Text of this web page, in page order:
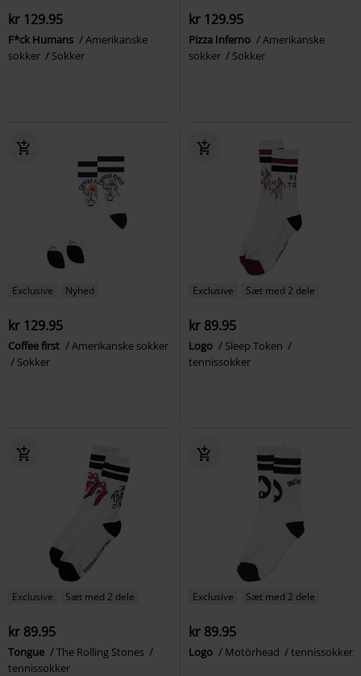
kr 129.95
F*ck Humans
Amerikanske
sokker
Sokker
kr 129.95
Pizza Inferno
Amerikanske
sokker
Sokker
Exclusive Nyhed
kr 129.95
Coffee first
Amerikanske sokker
Sokker
Exclusive Sæt med 2 dele
kr 89.95
Logo
Sleep Token
tennissokker
Exclusive Sæt med 2 dele
kr 89.95
Tongue
The Rolling Stones
tennissokker
Exclusive Sæt med 2 dele
kr 89.95
Logo Motörhead tennissokker